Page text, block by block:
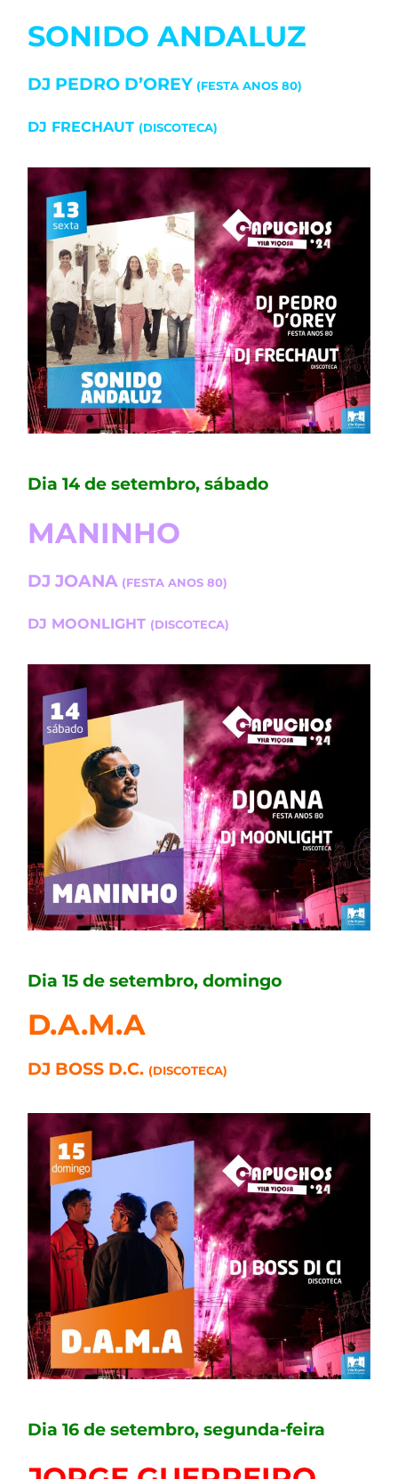
SONIDO ANDALUZ
DJ PEDRO D’OREY (FESTA ANOS 80)
DJ FRECHAUT (DISCOTECA)
Dia 14 de setembro, sábado
MANINHO
DJ JOANA (FESTA ANOS 80)
DJ MOONLIGHT (DISCOTECA)
Dia 15 de setembro, domingo
D.A.M.A
DJ BOSS D.C. (DISCOTECA)
Dia 16 de setembro, segunda-feira